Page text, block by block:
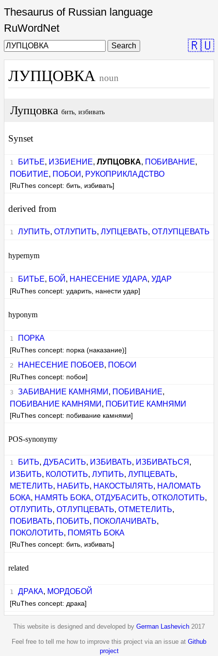
Thesaurus of Russian language
RuWordNet
Search 🇷🇺
ЛУПЦОВКА noun
Лупцовка бить, избивать
Synset
БИТЬЕ, ИЗБИЕНИЕ, ЛУПЦОВКА, ПОБИВАНИЕ,
ПОБИТИЕ, ПОБОИ , РУКОПРИКЛАДСТВО
[RuThes concept: бить, избивать]
derived from
ЛУПИТЬ, ОТЛУПИТЬ, ЛУПЦЕВАТЬ, ОТЛУПЦЕВАТЬ
hypernym
БИТЬЕ, БОЙ , НАНЕСЕНИЕ УДАРА, УДАР
[RuThes concept: ударить, нанести удар]
hyponym
ПОРКА
[RuThes concept: порка (наказание)]
НАНЕСЕНИЕ ПОБОЕВ, ПОБОИ
[RuThes concept: побои]
ЗАБИВАНИЕ КАМНЯМИ , ПОБИВАНИЕ,
ПОБИВАНИЕ КАМНЯМИ , ПОБИТИЕ КАМНЯМИ
[RuThes concept: побивание камнями]
POS-synonymy
БИТЬ, ДУБАСИТЬ, ИЗБИВАТЬ, ИЗБИВАТЬСЯ ,
ИЗБИТЬ, КОЛОТИТЬ,ЛУПИТЬ,ЛУПЦЕВАТЬ,
МЕТЕЛИТЬ, НАБИТЬ, НАКОСТЫЛЯТЬ, НАЛОМАТЬ
БОКА, НАМЯТЬ БОКА,ОТДУБАСИТЬ,ОТКОЛОТИТЬ,
ОТЛУПИТЬ,ОТЛУПЦЕВАТЬ,ОТМЕТЕЛИТЬ,
ПОБИВАТЬ, ПОБИТЬ, ПОКОЛАЧИВАТЬ,
ПОКОЛОТИТЬ, ПОМЯТЬ БОКА
[RuThes concept: бить, избивать]
related
ДРАКА, МОРДОБОЙ
[RuThes concept: драка]
This website is designed and developed by German Lashevich 2017
Feel free to tell me how to improve this project via an issue at Github
project